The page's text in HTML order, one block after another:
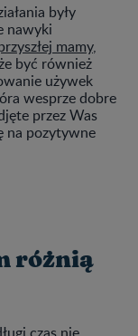
były
nawyki
mamy,
być również
używek
wesprze dobre
przez Was
na pozytywne
różnią